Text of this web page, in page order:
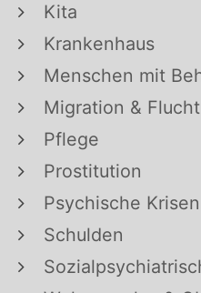
Kita
Krankenhaus
Menschen mit
Migration & Flucht
Pflege
Prostitution
Psychische Krisen
Schulden